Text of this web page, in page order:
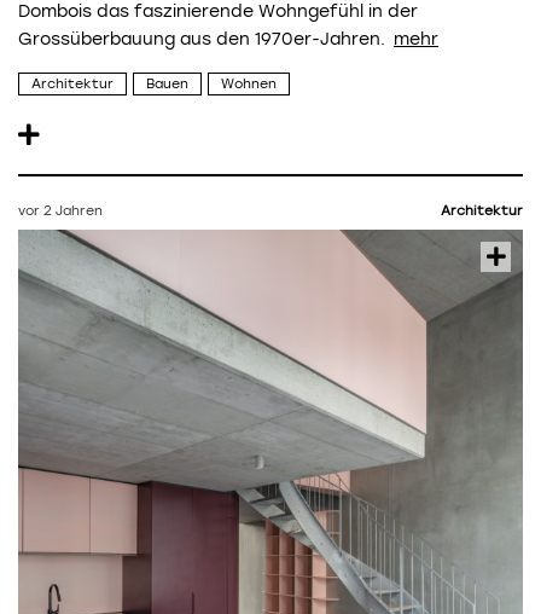
Dombois das faszinierende Wohngefühl in der
Grossüberbauung aus den 1970er-Jahren.
Architektur Bauen Wohnen
vor 2 Jahren Architektur